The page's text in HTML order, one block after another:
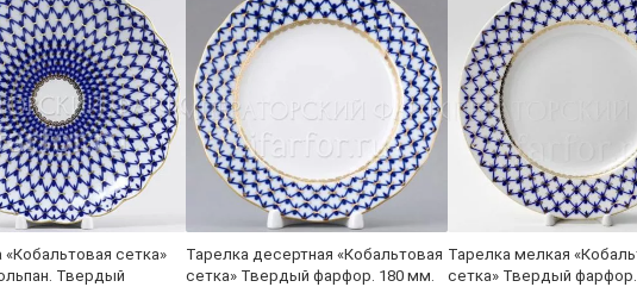
«Кобальтовая сетка»
Твердый
Тарелка десертная «Кобальтовая
сетка» Твердый фарфор. 180 мм.
Тарелка мелкая
сетка» Твердый